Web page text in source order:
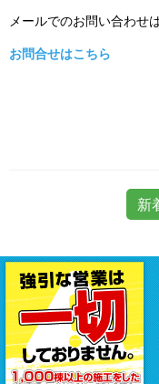
メールでのお問い合わせ
お問合せはこちら
新